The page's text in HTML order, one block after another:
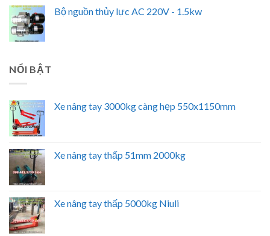
Bộ nguồn thủy lực AC 220V - 1.5kw
NỔI BẬT
Xe nâng tay 3000kg càng hẹp 550x1150mm
Xe nâng tay thấp 51mm 2000kg
Xe nâng tay thấp 5000kg Niuli